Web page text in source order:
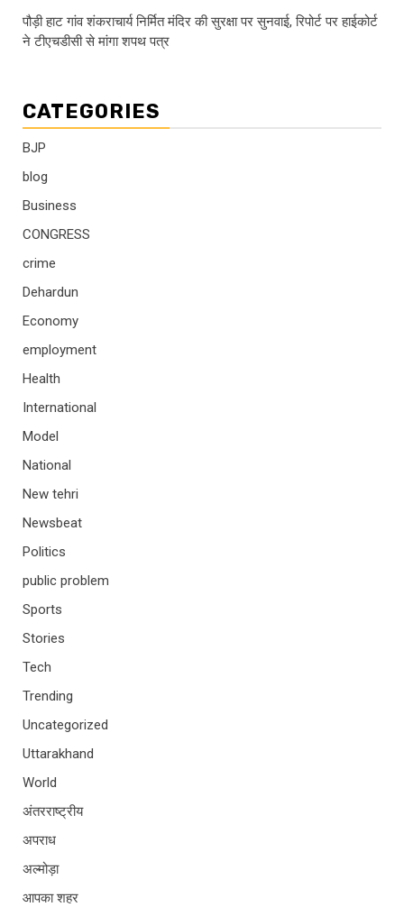
पौड़ी हाट गांव शंकराचार्य निर्मित मंदिर की सुरक्षा पर सुनवाई, रिपोर्ट पर हाईकोर्ट
ने टीएचडीसी से मांगा शपथ पत्र
CATEGORIES
BJP
blog
Business
CONGRESS
crime
Dehardun
Economy
employment
Health
International
Model
National
New tehri
Newsbeat
Politics
public problem
Sports
Stories
Tech
Trending
Uncategorized
Uttarakhand
World
अंतरराष्ट्रीय
अपराध
अल्मोड़ा
आपका शहर